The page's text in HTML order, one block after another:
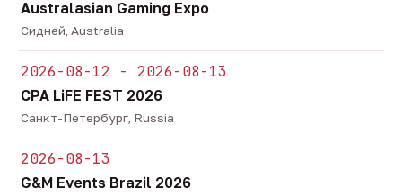
Australasian Gaming Expo
Сидней, Australia
2026-08-12 - 2026-08-13
CPA LiFE FEST 2026
Санкт-Петербург, Russia
2026-08-13
G&M Events Brazil 2026